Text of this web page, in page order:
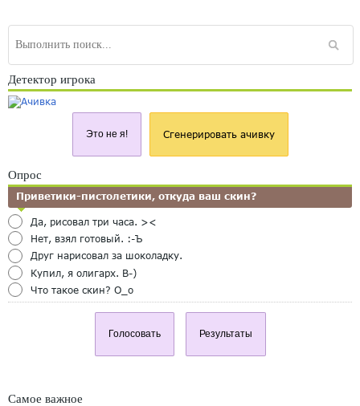
Детектор игрока
Это не я! Сгенерировать ачивку
Опрос
Приветики-пистолетики, откуда ваш скин?
Да, рисовал три часа. ><
Нет, взял готовый. :-Ъ
Друг нарисовал за шоколадку.
Купил, я олигарх. B-)
Что такое скин? O_o
Голосовать Результаты
Самое важное